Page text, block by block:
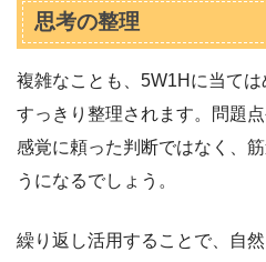
思考の整理
複雑なことも、5W1Hに当て
すっきり整理されます。問題
感覚に頼った判断ではなく、
うになるでしょう。
繰り返し活用することで、自